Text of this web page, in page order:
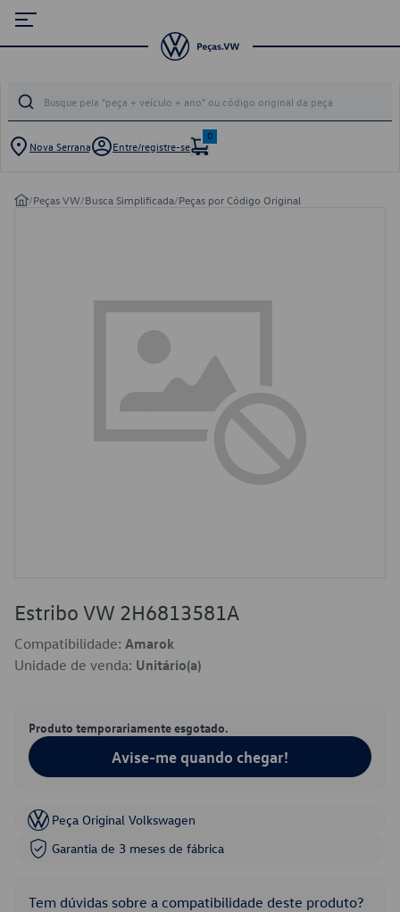
Nova Serrana Entre/registre-se
0
/Peças VW/Busca Simplificada/Peças por Código Original
Estribo VW 2H6813581A
Compatibilidade: Amarok
Unidade de venda: Unitário(a)
Produto temporariamente esgotado.
Avise-me quando chegar!
Peça Original Volkswagen
Garantia de 3 meses de fábrica
Tem dúvidas sobre a compatibilidade deste produto?